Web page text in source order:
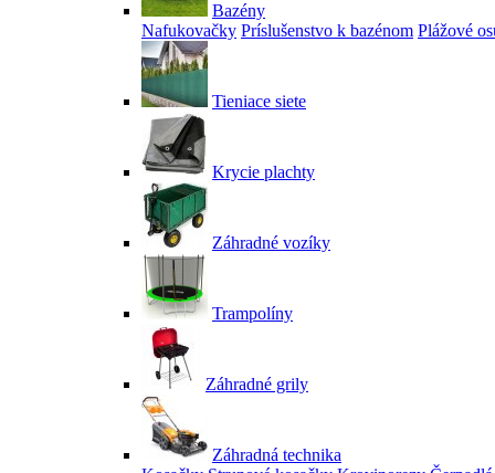
Bazény
Nafukovačky Príslušenstvo k bazénom Plážové
Tieniace siete
Krycie plachty
Záhradné vozíky
Trampolíny
Záhradné grily
Záhradná technika